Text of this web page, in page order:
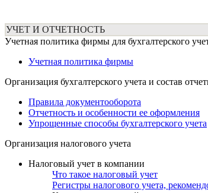
УЧЕТ И ОТЧЕТНОСТЬ
Учетная политика фирмы для бухгалтерского
Учетная политика фирмы
Организация бухгалтерского учета и состав
Правила документооборота
Отчетность и особенности ее оформления
Упрощенные способы бухгалтерского учета
Организация налогового учета
Налоговый учет в компании
Что такое налоговый учет
Регистры налогового учета,